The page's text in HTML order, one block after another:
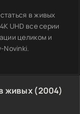
в живых
UHD все серии
целиком и
Novinki.
живых (2004)